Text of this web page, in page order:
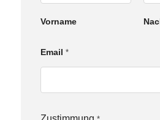
l
N
a
e
t
m
Vorname
Email *